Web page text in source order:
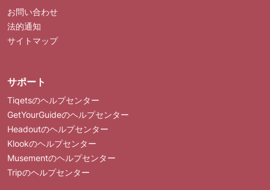
お問い合わせ
法的通知
サイトマップ
サポート
Tiqetsのヘルプセンター
GetYourGuideのヘルプセンター
Headoutのヘルプセンター
Klookのヘルプセンター
Musementのヘルプセンター
Tripのヘルプセンター